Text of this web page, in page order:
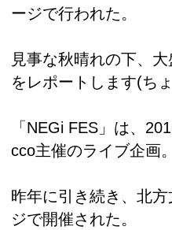
ージで行われた。
見事な秋晴れの下、
をレポートします(ち
「NEGi FES」は、
cco主催のライブ企画。
昨年に引き続き、北
ジで開催された。